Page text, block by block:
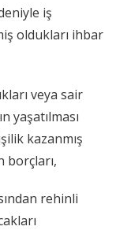
iş
oldukları ihbar
veya sair
yaşatılması
kazanmış
borçları,
rehinli